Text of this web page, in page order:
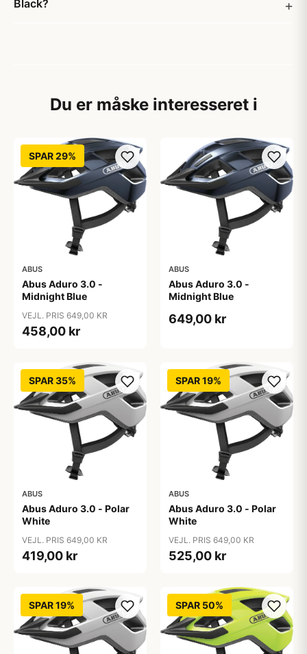
Black?
Du er måske interesseret i
SPAR 29%
ABUS
Abus Aduro 3.0 -
Midnight Blue
VEJL. PRIS 649,00 KR
458,00 kr
ABUS
Abus Aduro 3.0 -
Midnight Blue
649,00 kr
SPAR 35%
ABUS
Abus Aduro 3.0 - Polar
White
VEJL. PRIS 649,00 KR
419,00 kr
SPAR 19%
ABUS
Abus Aduro 3.0 - Polar
White
VEJL. PRIS 649,00 KR
525,00 kr
SPAR 19% SPAR 50%